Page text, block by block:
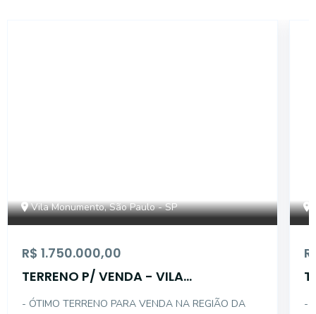
Vila Monumento, São Paulo - SP
R$ 1.750.000,00
TERRENO P/ VENDA - VILA
MONUMENTO - 464M²
- ÓTIMO TERRENO PARA VENDA NA REGIÃO DA
-